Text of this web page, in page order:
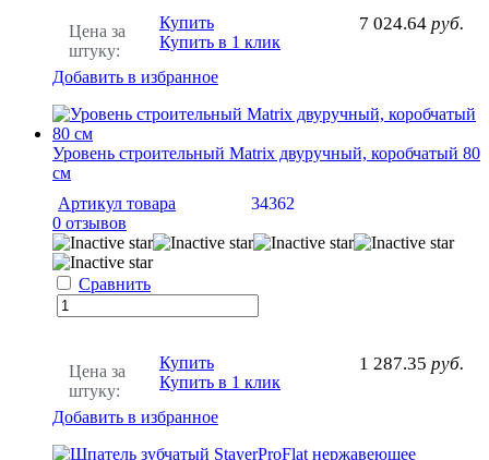
Цена за
штуку:
7 024.64 руб.
Купить
Купить в 1 клик
Добавить в избранное
Уровень строительный Matrix двуручный, коробчатый 80
см
Артикул товара
34362
0 отзывов
Сравнить
Цена за
штуку:
1 287.35 руб.
Купить
Купить в 1 клик
Добавить в избранное